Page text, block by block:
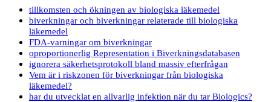
tillkomsten och ökningen av biologiska läkemedel
biverkningar och biverkningar relaterade till biologiska
läkemedel
FDA-varningar om biverkningar
oproportionerlig Representation i Biverkningsdatabasen
ignorera säkerhetsprotokoll bland massiv efterfrågan
Vem är i riskzonen för biverkningar från biologiska
läkemedel?
har du utvecklat en allvarlig infektion när du tar Biologics?